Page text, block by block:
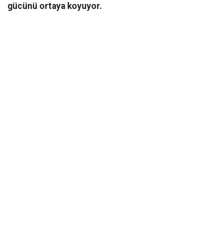
gücünü ortaya koyuyor.